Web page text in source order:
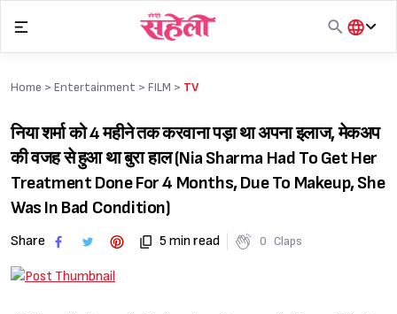
content
हिंदी
Home > Entertainment > FILM > TV
निया शर्मा को 4 महीने तक करवाना पड़ा था अपना इलाज, मेकअप
की वजह से हुआ था बुरा हाल (Nia Sharma Had To Get Her
Treatment Done For 4 Months, Due To Makeup, She
Was In Bad Condition)
Share 5 min read 0 Claps